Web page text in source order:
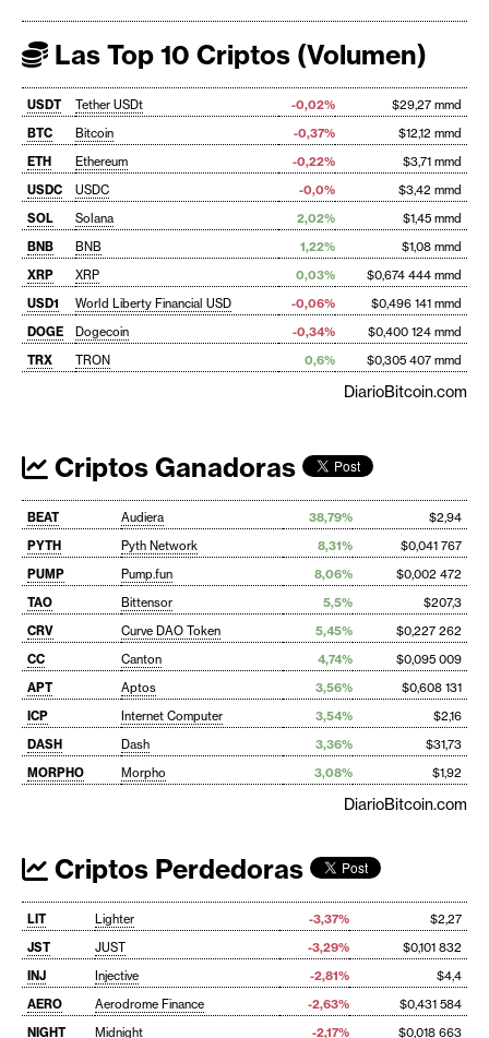
Las Top 10 Criptos (Volumen)
USDT Tether USDt -0,02%
$29,27 mmd
BTC
Bitcoin -0,37%
$12,12 mmd
ETH
Ethereum -0,22%
$3,71 mmd
USDC
USDC -0,0%
$3,42 mmd
SOL
Solana 2,02%
$1,45 mmd
BNB
BNB 1,22%
$1,08 mmd
XRP
XRP 0,03%
$0,674 444 mmd
USD1
World Liberty Financial USD -0,06%
$0,496 141 mmd
DOGE
Dogecoin -0,34%
$0,400 124 mmd
TRX
TRON 0,6% $0,305 407 mmd
DiarioBitcoin.com
Criptos Ganadoras
BEAT Audiera 38,79%
$2,94
PYTH
Pyth Network 8,31%
$0,041 767
PUMP
Pump.fun 8,06%
$0,002 472
TAO
Bittensor 5,5%
$207,3
CRV
Curve DAO Token 5,45%
$0,227 262
CC
Canton 4,74%
$0,095 009
APT
Aptos 3,56%
$0,608 131
ICP
Internet Computer 3,54%
$2,16
DASH
Dash 3,36%
$31,73
MORPHO
Morpho 3,08% $1,92
DiarioBitcoin.com
Criptos Perdedoras
LIT Lighter -3,37%
$2,27
JST
JUST -3,29%
$0,101 832
INJ
Injective -2,81%
$4,4
AERO
Aerodrome Finance -2,63%
$0,431 584
NIGHT
Midnight -2,17%
$0,018 663